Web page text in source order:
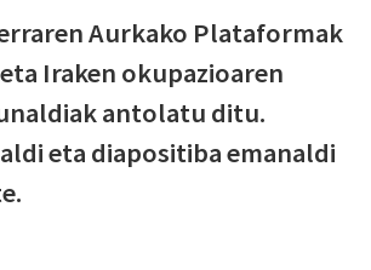
Aurkako Plataformak
Iraken okupazioaren
antolatu ditu.
eta diapositiba emanaldi